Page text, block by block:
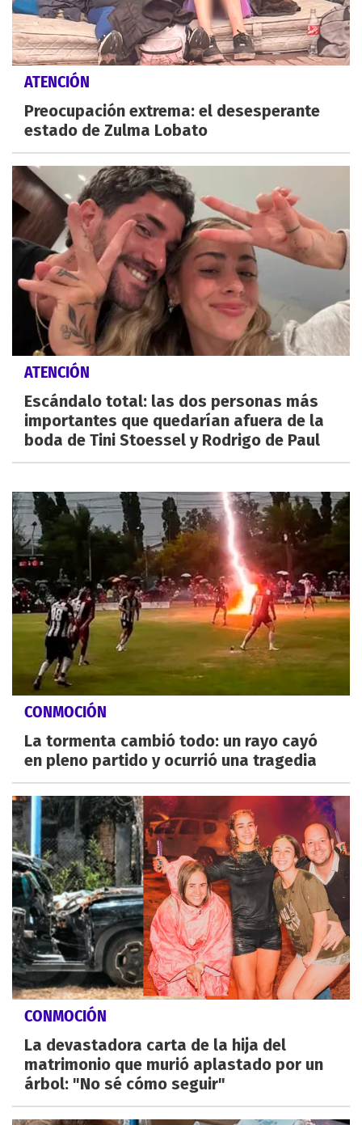
ATENCIÓN
Preocupación extrema: el desesperante
estado de Zulma Lobato
ATENCIÓN
Escándalo total: las dos personas más
importantes que quedarían afuera de la
boda de Tini Stoessel y Rodrigo de Paul
CONMOCIÓN
La tormenta cambió todo: un rayo cayó
en pleno partido y ocurrió una tragedia
CONMOCIÓN
La devastadora carta de la hija del
matrimonio que murió aplastado por un
árbol: "No sé cómo seguir"